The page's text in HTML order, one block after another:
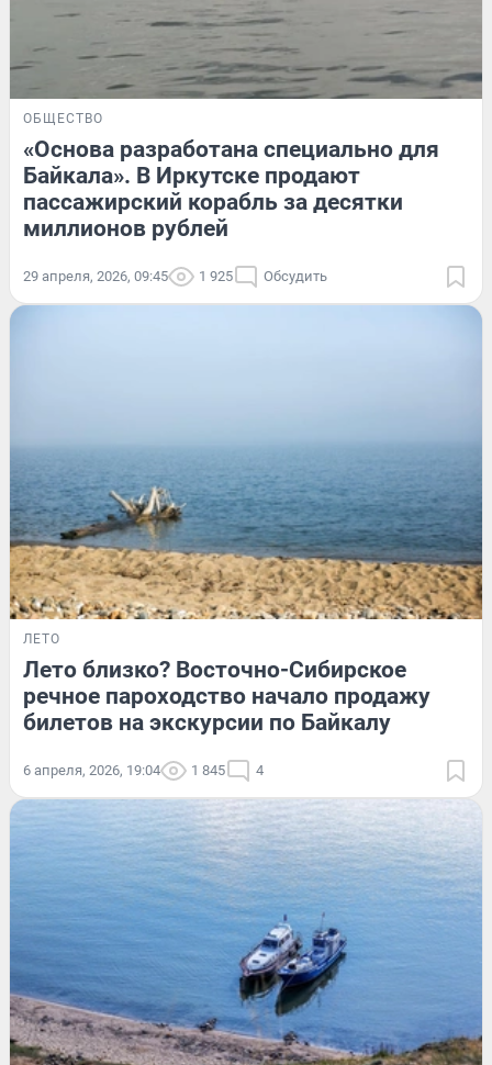
ОБЩЕСТВО
«Основа разработана специально для
Байкала». В Иркутске продают
пассажирский корабль за десятки
миллионов рублей
29 апреля, 2026, 09:45 1 925 Обсудить
ЛЕТО
Лето близко? Восточно-Сибирское
речное пароходство начало продажу
билетов на экскурсии по Байкалу
6 апреля, 2026, 19:04 1 845 4